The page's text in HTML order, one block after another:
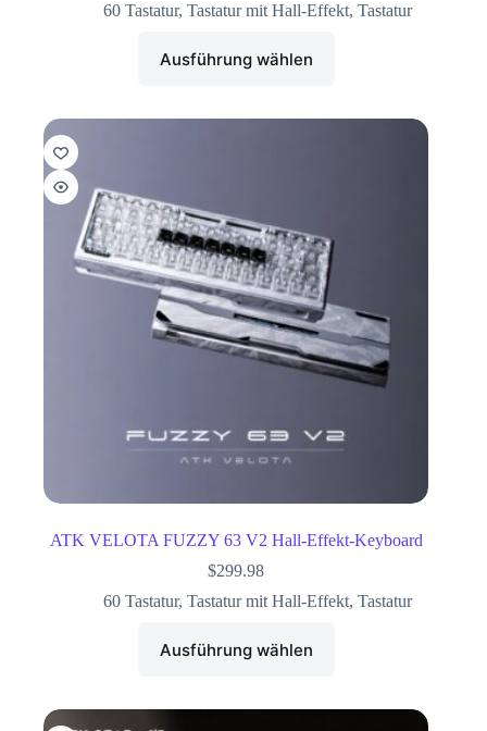
60 Tastatur,Tastatur mit Hall-Effekt,Tastatur
Ausführung wählen
ATK VELOTA FUZZY 63 V2 Hall-Effekt-Keyboard
$299.98
60 Tastatur,Tastatur mit Hall-Effekt,Tastatur
Ausführung wählen